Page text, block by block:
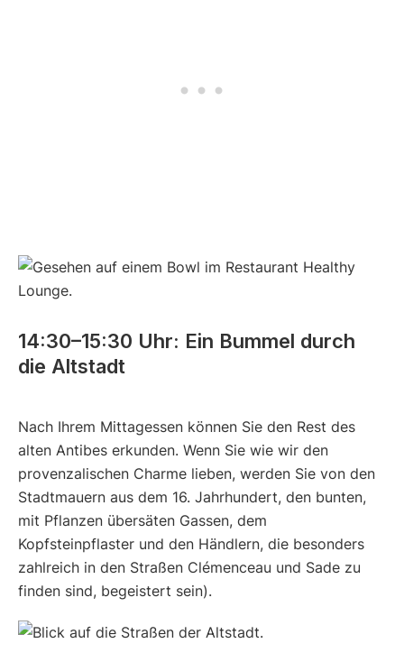
14:30–15:30 Uhr: Ein Bummel durch
die Altstadt
Nach Ihrem Mittagessen können Sie den Rest des
alten Antibes erkunden. Wenn Sie wie wir den
provenzalischen Charme lieben, werden Sie von den
Stadtmauern aus dem 16. Jahrhundert, den bunten,
mit Pflanzen übersäten Gassen, dem
Kopfsteinpflaster und den Händlern, die besonders
zahlreich in den Straßen Clémenceau und Sade zu
finden sind, begeistert sein).